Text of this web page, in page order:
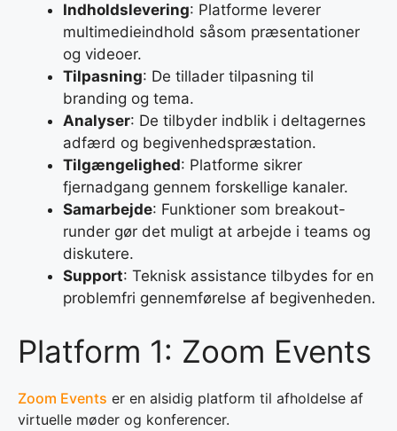
Indholdslevering: Platforme leverer
multimedieindhold såsom præsentationer
og videoer.
Tilpasning: De tillader tilpasning til
branding og tema.
Analyser: De tilbyder indblik i deltagernes
adfærd og begivenhedspræstation.
Tilgængelighed: Platforme sikrer
fjernadgang gennem forskellige kanaler.
Samarbejde: Funktioner som breakout-
runder gør det muligt at arbejde i teams og
diskutere.
Support: Teknisk assistance tilbydes for en
problemfri gennemførelse af begivenheden.
Platform 1: Zoom Events
Zoom Events er en alsidig platform til afholdelse af
virtuelle møder og konferencer.